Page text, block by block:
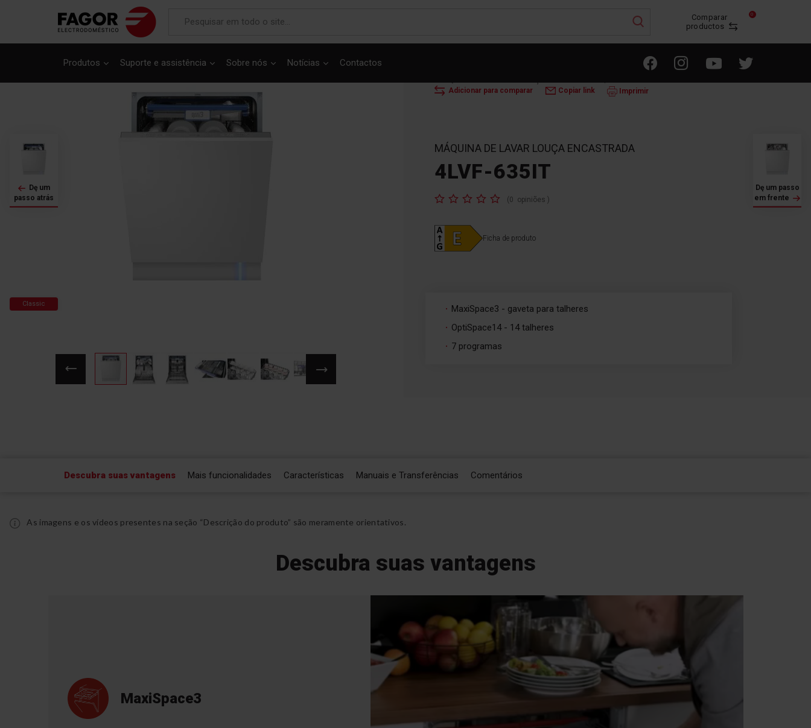
Comparar
productos
0
Produtos Suporte e assistência Sobre nós Notícias Contactos
Dę um
passo atrás
Dę um passo
em frente
Classic
Adicionar para comparar Copiar link Imprimir
MÁQUINA DE LAVAR LOUÇA ENCASTRADA
4LVF-635IT
Classificação: (0 opiniões )
Ficha de produto
MaxiSpace3 - gaveta para talheres
OptiSpace14 - 14 talheres
7 programas
Descubra suas vantagens Mais funcionalidades Características Manuais e Transferências Comentários
As imagens e os vídeos presentes na seção “Descrição do produto” são meramente orientativos.
Descubra suas vantagens
MaxiSpace3